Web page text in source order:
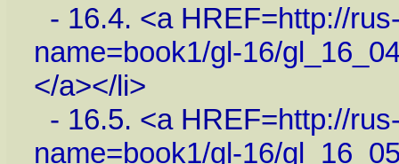
- 16.4. <a HREF=http://
name=book1/gl-16/
</a></li>
- 16.5. <a HREF=http://
name=book1/gl-16/